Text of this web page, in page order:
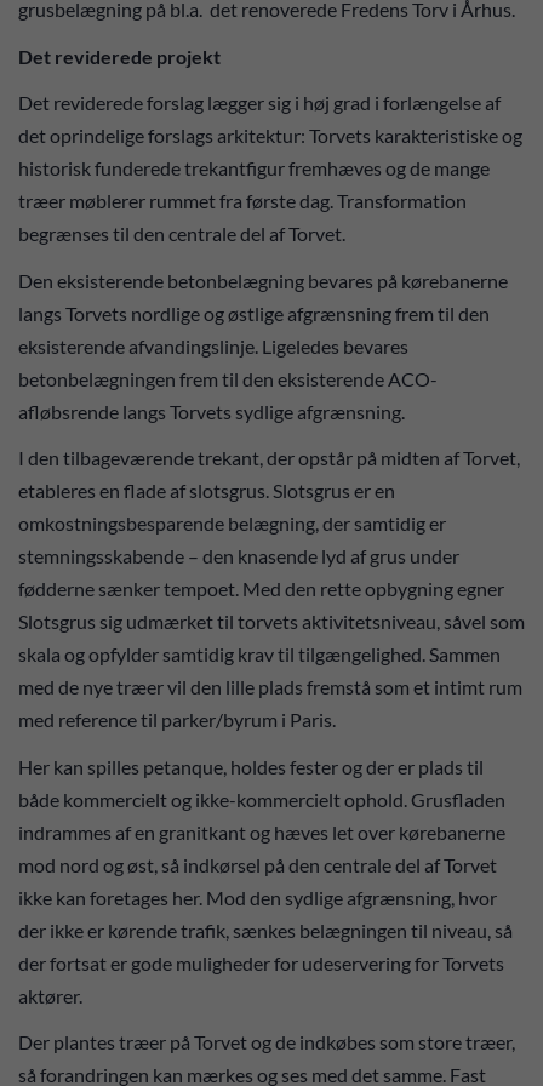
grusbelægning på bl.a. det renoverede Fredens Torv i Århus.
Det reviderede projekt
Det reviderede forslag lægger sig i høj grad i forlængelse af
det oprindelige forslags arkitektur: Torvets karakteristiske og
historisk funderede trekantfigur fremhæves og de mange
træer møblerer rummet fra første dag. Transformation
begrænses til den centrale del af Torvet.
Den eksisterende betonbelægning bevares på kørebanerne
langs Torvets nordlige og østlige afgrænsning frem til den
eksisterende afvandingslinje. Ligeledes bevares
betonbelægningen frem til den eksisterende ACO-
afløbsrende langs Torvets sydlige afgrænsning.
I den tilbageværende trekant, der opstår på midten af Torvet,
etableres en flade af slotsgrus. Slotsgrus er en
omkostningsbesparende belægning, der samtidig er
stemningsskabende – den knasende lyd af grus under
fødderne sænker tempoet. Med den rette opbygning egner
Slotsgrus sig udmærket til torvets aktivitetsniveau, såvel som
skala og opfylder samtidig krav til tilgængelighed. Sammen
med de nye træer vil den lille plads fremstå som et intimt rum
med reference til parker/byrum i Paris.
Her kan spilles petanque, holdes fester og der er plads til
både kommercielt og ikke-kommercielt ophold. Grusfladen
indrammes af en granitkant og hæves let over kørebanerne
mod nord og øst, så indkørsel på den centrale del af Torvet
ikke kan foretages her. Mod den sydlige afgrænsning, hvor
der ikke er kørende trafik, sænkes belægningen til niveau, så
der fortsat er gode muligheder for udeservering for Torvets
aktører.
Der plantes træer på Torvet og de indkøbes som store træer,
så forandringen kan mærkes og ses med det samme. Fast